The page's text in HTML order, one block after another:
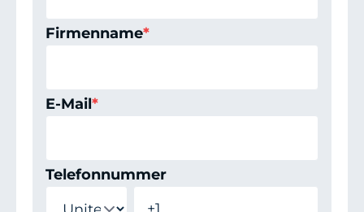
Firmenname*
E-Mail*
Telefonnummer